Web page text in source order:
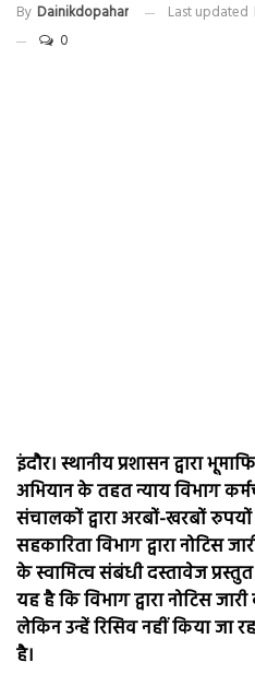
By Dainikdopahar Last updated
0
इंदौर। स्थानीय प्रशासन द्वारा
अभियान के तहत न्याय विभाग
संचालकों द्वारा अरबों-खरबों
सहकारिता विभाग द्वारा नोटिस
के स्वामित्व संबंधी दस्तावेज
यह है कि विभाग द्वारा नोटिस
लेकिन उन्हें रिसिव नहीं किया जा
है।